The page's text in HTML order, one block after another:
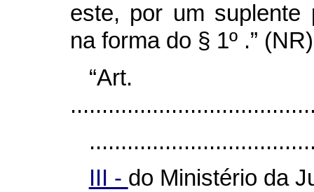
este, por um suplente
na forma do § 1º .” (NR)
III - do Ministério da